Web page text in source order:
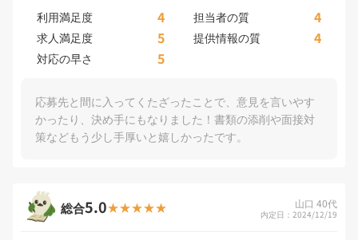
利用満足度 4 担当者の質 4
求人満足度 5 提供情報の質 4
対応の早さ 5
応募先と間に入ってくたざったことで、意見を言いやす
かったり、決め手にもなりました！書類の添削や面接対
策などもう少し手厚いと嬉しかったです。
総合5.0 山口 40代
内定日：2024/12/19